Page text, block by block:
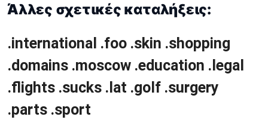
Άλλες σχετικές καταλήξεις:
.international .foo .skin .shopping
.domains .moscow .education .legal
.flights .sucks .lat .golf .surgery
.parts .sport